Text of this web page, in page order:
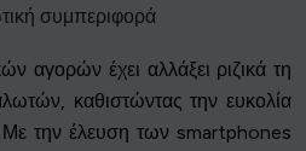
συμπεριφορά
αγορών έχει αλλάξει ριζικά τη
καθιστώντας την ευκολία
Με την έλευση των smartphones